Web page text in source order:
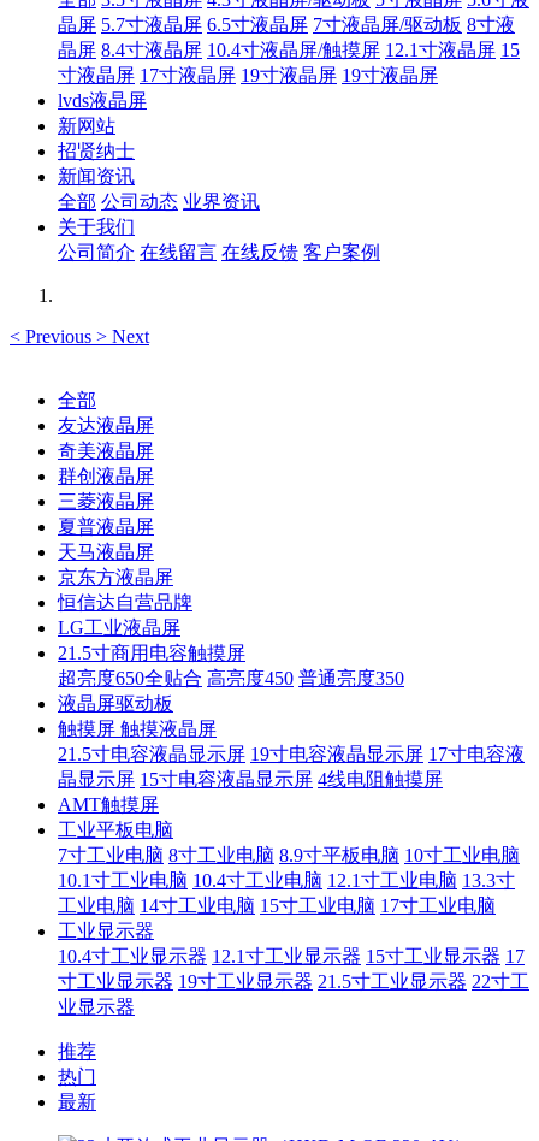
晶屏 5.7寸液晶屏 6.5寸液晶屏 7寸液晶屏/驱动板 8寸液
晶屏 8.4寸液晶屏 10.4寸液晶屏/触摸屏 12.1寸液晶屏 15
寸液晶屏 17寸液晶屏 19寸液晶屏 19寸液晶屏
lvds液晶屏
新网站
招贤纳士
新闻资讯
全部 公司动态 业界资讯
关于我们
公司简介 在线留言 在线反馈 客户案例
< Previous > Next
全部
友达液晶屏
奇美液晶屏
群创液晶屏
三菱液晶屏
夏普液晶屏
天马液晶屏
京东方液晶屏
恒信达自营品牌
LG工业液晶屏
21.5寸商用电容触摸屏
超亮度650全贴合 高亮度450 普通亮度350
液晶屏驱动板
触摸屏 触摸液晶屏
21.5寸电容液晶显示屏 19寸电容液晶显示屏 17寸电容液
晶显示屏 15寸电容液晶显示屏 4线电阻触摸屏
AMT触摸屏
工业平板电脑
7寸工业电脑 8寸工业电脑 8.9寸平板电脑 10寸工业电脑
10.1寸工业电脑 10.4寸工业电脑 12.1寸工业电脑 13.3寸
工业电脑 14寸工业电脑 15寸工业电脑 17寸工业电脑
工业显示器
10.4寸工业显示器 12.1寸工业显示器 15寸工业显示器 17
寸工业显示器 19寸工业显示器 21.5寸工业显示器 22寸工
业显示器
推荐
热门
最新